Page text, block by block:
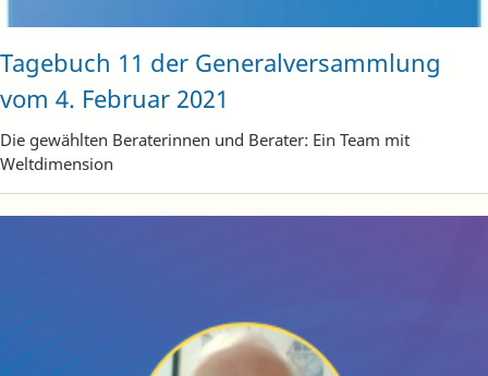
Tagebuch 11 der Generalversammlung
vom 4. Februar 2021
Die gewählten Beraterinnen und Berater: Ein Team mit
Weltdimension